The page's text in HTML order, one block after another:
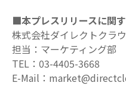
■本プレスリリースに関
株式会社ダイレクトクラ
担当：マーケティング部
TEL ： 03-4405-3668
E-Mail ：